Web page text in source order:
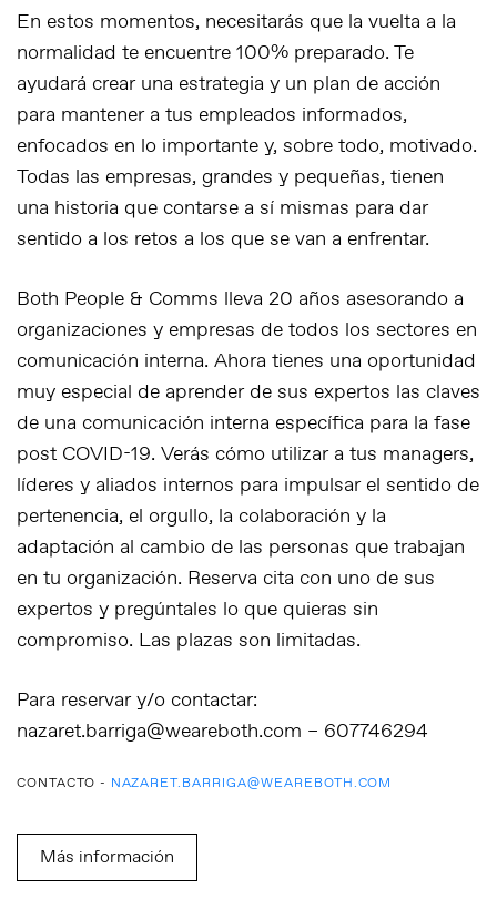
En estos momentos, necesitarás que la vuelta a la
normalidad te encuentre 100% preparado. Te
ayudará crear una estrategia y un plan de acción
para mantener a tus empleados informados,
enfocados en lo importante y, sobre todo, motivado.
Todas las empresas, grandes y pequeñas, tienen
una historia que contarse a sí mismas para dar
sentido a los retos a los que se van a enfrentar.
Both People & Comms lleva 20 años asesorando a
organizaciones y empresas de todos los sectores en
comunicación interna. Ahora tienes una oportunidad
muy especial de aprender de sus expertos las claves
de una comunicación interna específica para la fase
post COVID-19. Verás cómo utilizar a tus managers,
líderes y aliados internos para impulsar el sentido de
pertenencia, el orgullo, la colaboración y la
adaptación al cambio de las personas que trabajan
en tu organización. Reserva cita con uno de sus
expertos y pregúntales lo que quieras sin
compromiso. Las plazas son limitadas.
Para reservar y/o contactar:
nazaret.barriga@weareboth.com – 607746294
CONTACTO - NAZARET.BARRIGA@WEAREBOTH.COM
Más información